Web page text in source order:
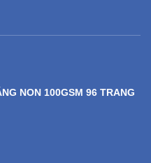
NON 100GSM 96 TRANG